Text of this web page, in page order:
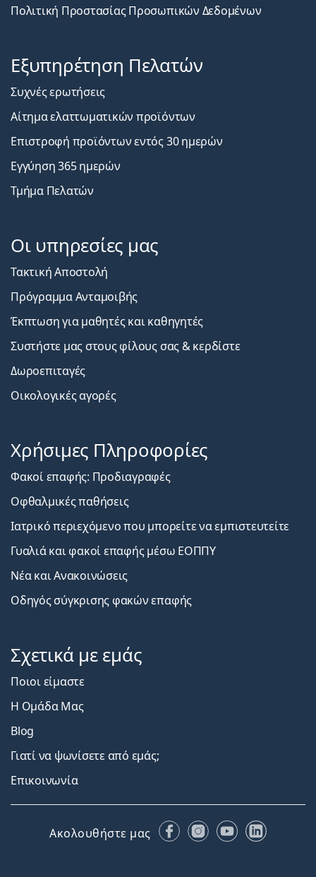
Πολιτική Προστασίας Προσωπικών Δεδομένων
Εξυπηρέτηση Πελατών
Συχνές ερωτήσεις
Αίτημα ελαττωματικών προϊόντων
Επιστροφή προϊόντων εντός 30 ημερών
Εγγύηση 365 ημερών
Τμήμα Πελατών
Οι υπηρεσίες μας
Τακτική Αποστολή
Πρόγραμμα Ανταμοιβής
Έκπτωση για μαθητές και καθηγητές
Συστήστε μας στους φίλους σας & κερδίστε
Δωροεπιταγές
Οικολογικές αγορές
Χρήσιμες Πληροφορίες
Φακοί επαφής: Προδιαγραφές
Οφθαλμικές παθήσεις
Ιατρικό περιεχόμενο που μπορείτε να εμπιστευτείτε
Γυαλιά και φακοί επαφής μέσω ΕΟΠΠΥ
Νέα και Ανακοινώσεις
Οδηγός σύγκρισης φακών επαφής
Σχετικά με εμάς
Ποιοι είμαστε
Η Ομάδα Μας
Blog
Γιατί να ψωνίσετε από εμάς;
Επικοινωνία
Ακολουθήστε μας FacebookInstagram
YouTubeLinkedIn